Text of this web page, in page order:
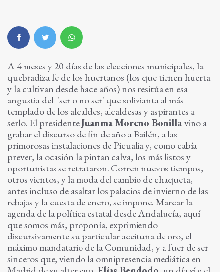
A 4 meses y 20 días de las elecciones municipales, la
quebradiza fe de los huertanos (los que tienen huerta
y la cultivan desde hace años) nos resitúa en esa
angustia del 'ser o no ser' que solivianta al más
templado de los alcaldes, alcaldesas y aspirantes a
serlo. El presidenteJuanma Moreno Bonillavino a
grabar el discurso de fin de año a Bailén, a las
primorosas instalaciones de Picualia y, como cabía
prever, la ocasión la pintan calva, los más listos y
oportunistas se retrataron. Corren nuevos tiempos,
otros vientos, y la moda del cambio de chaqueta,
antes incluso de asaltar los palacios de invierno de las
rebajas y la cuesta de enero, se impone. Marcar la
agenda de la política estatal desde Andalucía, aquí
que somos más, proponía, exprimiendo
discursivamente su particular aceituna de oro, el
máximo mandatario de la Comunidad, y a fuer de ser
sinceros que, viendo la omnipresencia mediática en